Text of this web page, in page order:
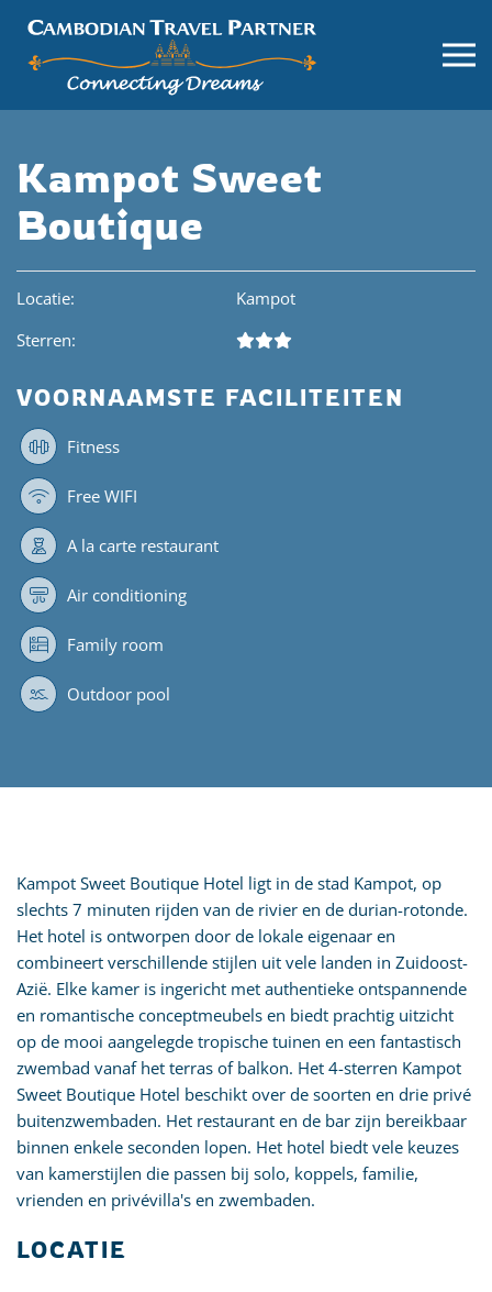
Kampot Sweet
Boutique
Locatie:
Kampot
Sterren:
VOORNAAMSTE FACILITEITEN
Fitness
Free WIFI
A la carte restaurant
Air conditioning
Family room
Outdoor pool
Kampot Sweet Boutique Hotel ligt in de stad Kampot, op
slechts 7 minuten rijden van de rivier en de durian-rotonde.
Het hotel is ontworpen door de lokale eigenaar en
combineert verschillende stijlen uit vele landen in Zuidoost-
Azië. Elke kamer is ingericht met authentieke ontspannende
en romantische conceptmeubels en biedt prachtig uitzicht
op de mooi aangelegde tropische tuinen en een fantastisch
zwembad vanaf het terras of balkon. Het 4-sterren Kampot
Sweet Boutique Hotel beschikt over de soorten en drie privé
buitenzwembaden. Het restaurant en de bar zijn bereikbaar
binnen enkele seconden lopen. Het hotel biedt vele keuzes
van kamerstijlen die passen bij solo, koppels, familie,
vrienden en privévilla's en zwembaden.
LOCATIE